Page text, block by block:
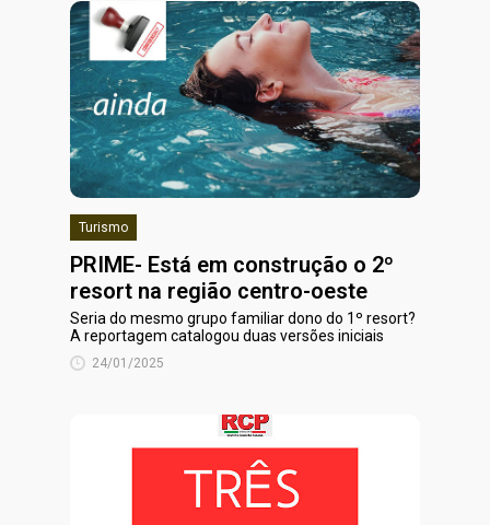
Turismo
PRIME- Está em construção o 2º
resort na região centro-oeste
Seria do mesmo grupo familiar dono do 1º resort?
A reportagem catalogou duas versões iniciais
24/01/2025